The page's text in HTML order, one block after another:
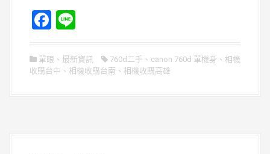
F
ce
b
e
單眼 、 最新資訊 760d二手 、 canon 760d 單機身 、 相機
收購台中 、 相機收購台南 、 相機收購高雄